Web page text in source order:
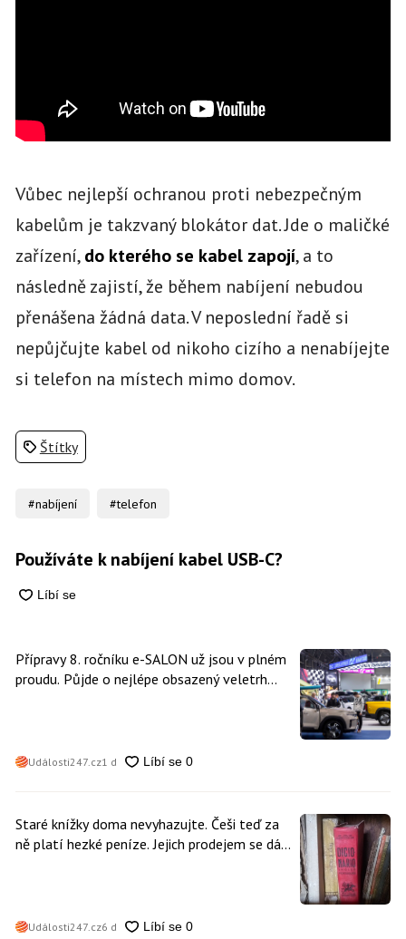
Vůbec nejlepší ochranou proti nebezpečným
kabelům je takzvaný blokátor dat. Jde o maličké
zařízení,do kterého se kabel zapojí, a to
následně zajistí, že během nabíjení nebudou
přenášena žádná data. V neposlední řadě si
nepůjčujte kabel od nikoho cizího a nenabíjejte
si telefon na místech mimo domov.
Štítky
#nabíjení #telefon
Používáte k nabíjení kabel USB-C?
Přípravy 8. ročníku e-SALON už jsou v plném
proudu. Půjde o nejlépe obsazený veletrh
Události247.cz1 d
Staré knížky doma nevyhazujte. Češi teď za
ně platí hezké peníze. Jejich prodejem se dá
Události247.cz6 d